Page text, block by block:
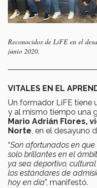
Reconocidos de LiFE en el
junio 2020.
VITALES EN EL
Un formador LiFE tiene
y al mismo tiempo una
Mario Adrián Flores,
Norte, en el desayuno
“Son afortunados en
solo brillantes en el
ya sea deportivo,
los estándares de
hoy en día”, manifestó.